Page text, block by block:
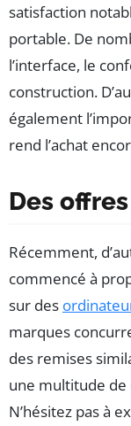
satisfaction
portable. De
l’interface, le
construction.
également
rend l’achat
Des
Récemment,
commencé à
sur des
marques
des remises
une multitude de
N’hésitez pas à